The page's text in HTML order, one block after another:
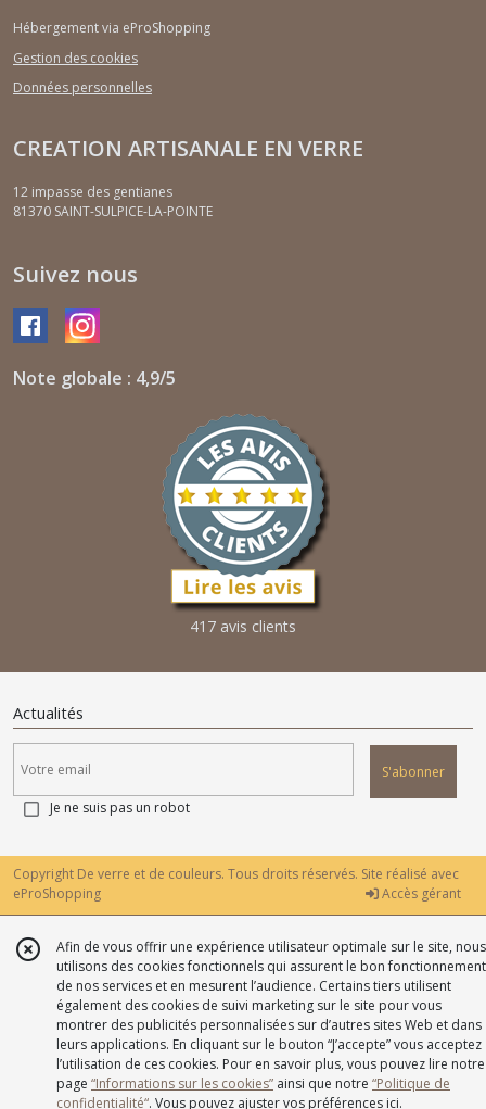
Hébergement via eProShopping
Gestion des cookies
Données personnelles
CREATION ARTISANALE EN VERRE
12 impasse des gentianes
81370 SAINT-SULPICE-LA-POINTE
Suivez nous
Note globale : 4,9/5
417 avis clients
Actualités
S'abonner
Je ne suis pas un robot
Copyright De verre et de couleurs. Tous droits réservés. Site réalisé avec
eProShopping
Accès gérant
Afin de vous offrir une expérience utilisateur optimale sur le site, nous
utilisons des cookies fonctionnels qui assurent le bon fonctionnement
de nos services et en mesurent l’audience. Certains tiers utilisent
également des cookies de suivi marketing sur le site pour vous
montrer des publicités personnalisées sur d’autres sites Web et dans
leurs applications. En cliquant sur le bouton “J’accepte” vous acceptez
l’utilisation de ces cookies. Pour en savoir plus, vous pouvez lire notre
page “Informations sur les cookies” ainsi que notre “Politique de
confidentialité“. Vous pouvez ajuster vos préférences ici.